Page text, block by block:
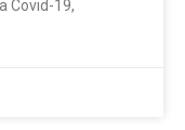
Covid-19,